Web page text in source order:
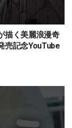
描く美麗浪漫奇
売記念YouTube